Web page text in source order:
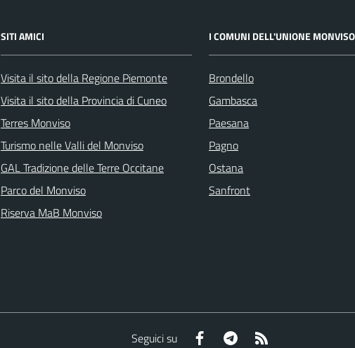
SITI AMICI
Visita il sito della Regione Piemonte
Visita il sito della Provincia di Cuneo
Terres Monviso
Turismo nelle Valli del Monviso
GAL Tradizione delle Terre Occitane
Parco del Monviso
Riserva MaB Monviso
I COMUNI DELL'UNIONE MONVISO
Brondello
Gambasca
Paesana
Pagno
Ostana
Sanfront
Seguici su Facebook Telegram